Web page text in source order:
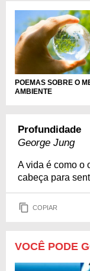
POEMAS SOBRE O
AMBIENTE
Profundidade
George Jung
A vida é como o
cabeça para
COPIAR
VOCÊ PODE